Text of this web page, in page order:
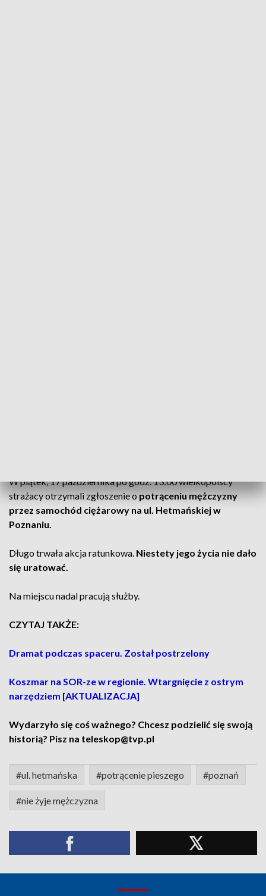
W piątek, 17 października po godz. 13:00 wielkopolscy
strażacy otrzymali zgłoszenie opotrąceniu mężczyzny
przez samochód ciężarowy na ul. Hetmańskiej w
Poznaniu.
Długo trwała akcja ratunkowa. Niestety jego życia nie dało
się uratować.
Na miejscu nadal pracują służby.
CZYTAJ TAKŻE:
Dramat podczas spaceru. Został postrzelony
Koszmar na SOR-ze w regionie. Wtargnięcie z ostrym
narzędziem [AKTUALIZACJA]
Wydarzyło się coś ważnego? Chcesz podzielić się swoją
historią? Pisz na teleskop@tvp.pl
#ul. hetmańska #potrącenie pieszego #poznań
#nie żyje mężczyzna